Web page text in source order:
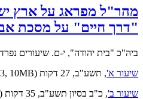
מהר"ל מפראג על ארץ
"דרך חיים" על מסכת
ביה"כ "בית יהודה", י-ם. שיעורים
שיעור א', תשע"ב, 27 דקות (MP3, 10MB).
שיעור ב', כ"ב בסיון תשע"ב, 35 דקות (MP3, 12MB).